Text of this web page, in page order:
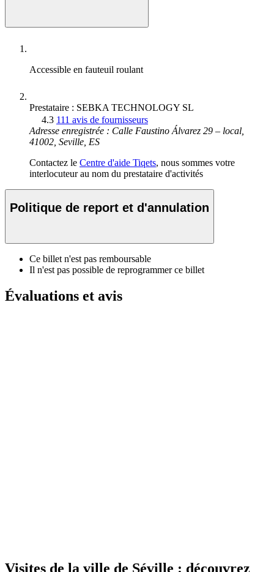
Accessible en fauteuil roulant
Prestataire : SEBKA TECHNOLOGY SL
4.3 111 avis de fournisseurs
Adresse enregistrée : Calle Faustino Álvarez 29 – local,
41002, Seville, ES
Contactez le Centre d'aide Tiqets, nous sommes votre
interlocuteur au nom du prestataire d'activités
Politique de report et d'annulation
Ce billet n'est pas remboursable
Il n'est pas possible de reprogrammer ce billet
Évaluations et avis
Visites de la ville de Séville : découvrez